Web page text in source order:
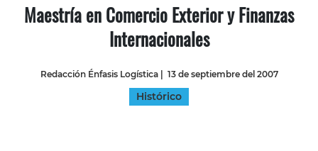
Maestría en Comercio Exterior y Finanzas
Internacionales
Redacción Énfasis Logística| 13 de septiembre del 2007
Histórico